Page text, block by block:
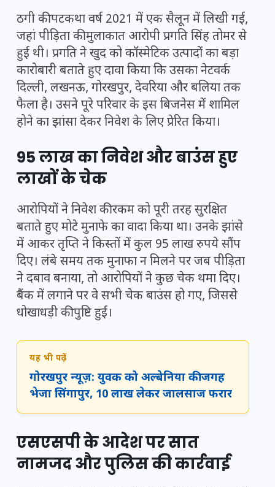
ठगी की पटकथा वर्ष 2021 में एक सैलून में लिखी गई,
जहां पीड़िता की मुलाकात आरोपी प्रगति सिंह तोमर से
हुई थी। प्रगति ने खुद को कॉस्मेटिक उत्पादों का बड़ा
कारोबारी बताते हुए दावा किया कि उसका नेटवर्क
दिल्ली, लखनऊ, गोरखपुर, देवरिया और बलिया तक
फैला है। उसने पूरे परिवार के इस बिजनेस में शामिल
होने का झांसा देकर निवेश के लिए प्रेरित किया।
95 लाख का निवेश और बाउंस हुए
लाखों के चेक
आरोपियों ने निवेश की रकम को पूरी तरह सुरक्षित
बताते हुए मोटे मुनाफे का वादा किया था। उनके झांसे
में आकर तृप्ति ने किस्तों में कुल 95 लाख रुपये सौंप
दिए। लंबे समय तक मुनाफा न मिलने पर जब पीड़िता
ने दबाव बनाया, तो आरोपियों ने कुछ चेक थमा दिए।
बैंक में लगाने पर वे सभी चेक बाउंस हो गए, जिससे
धोखाधड़ी की पुष्टि हुई।
यह भी पढ़ें
गोरखपुर न्यूज़: युवक को अल्बेनिया की जगह
भेजा सिंगापुर, 10 लाख लेकर जालसाज फरार
एसएसपी के आदेश पर सात
नामजद और पुलिस की कार्रवाई